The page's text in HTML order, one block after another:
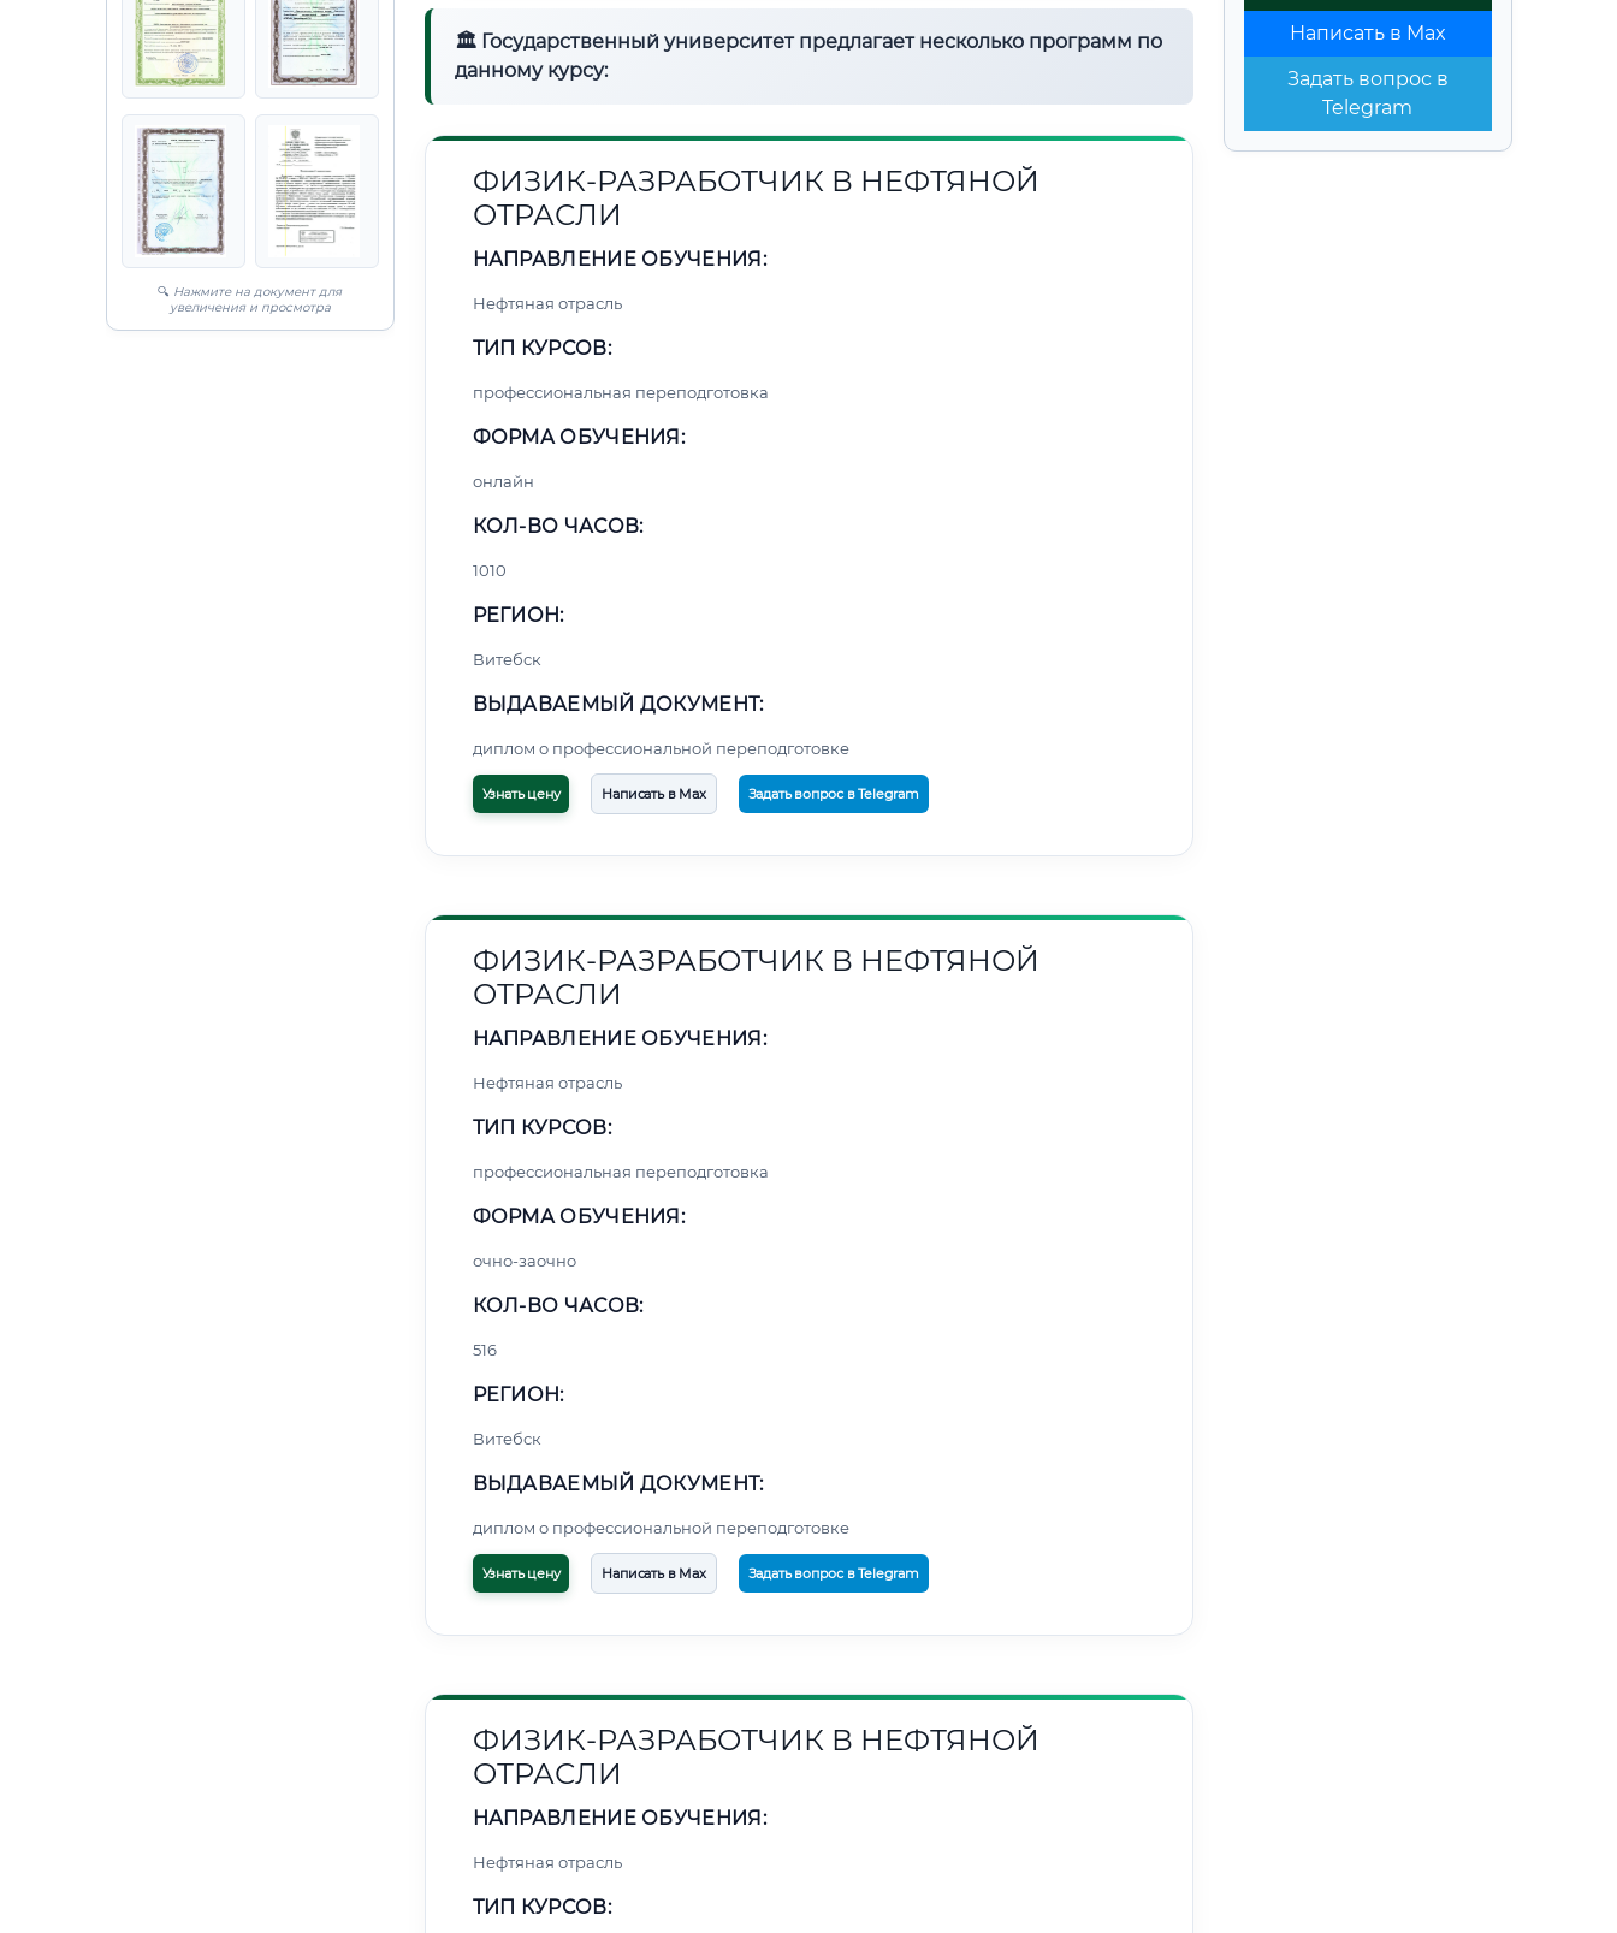
🔍 Нажмите на документ для
увеличения и просмотра
Написать в Max
Задать вопрос в
Telegram
🏛 Государственный университет предлагает несколько программ по
данному курсу:
ФИЗИК-РАЗРАБОТЧИК В НЕФТЯНОЙ
ОТРАСЛИ
НАПРАВЛЕНИЕ ОБУЧЕНИЯ:
Нефтяная отрасль
ТИП КУРСОВ:
профессиональная переподготовка
ФОРМА ОБУЧЕНИЯ:
онлайн
КОЛ-ВО ЧАСОВ:
1010
РЕГИОН:
Витебск
ВЫДАВАЕМЫЙ ДОКУМЕНТ:
диплом о профессиональной переподготовке
Узнать цену Написать в Max Задать вопрос в Telegram
ФИЗИК-РАЗРАБОТЧИК В НЕФТЯНОЙ
ОТРАСЛИ
НАПРАВЛЕНИЕ ОБУЧЕНИЯ:
Нефтяная отрасль
ТИП КУРСОВ:
профессиональная переподготовка
ФОРМА ОБУЧЕНИЯ:
очно-заочно
КОЛ-ВО ЧАСОВ:
516
РЕГИОН:
Витебск
ВЫДАВАЕМЫЙ ДОКУМЕНТ:
диплом о профессиональной переподготовке
Узнать цену Написать в Max Задать вопрос в Telegram
ФИЗИК-РАЗРАБОТЧИК В НЕФТЯНОЙ
ОТРАСЛИ
НАПРАВЛЕНИЕ ОБУЧЕНИЯ:
Нефтяная отрасль
ТИП КУРСОВ: